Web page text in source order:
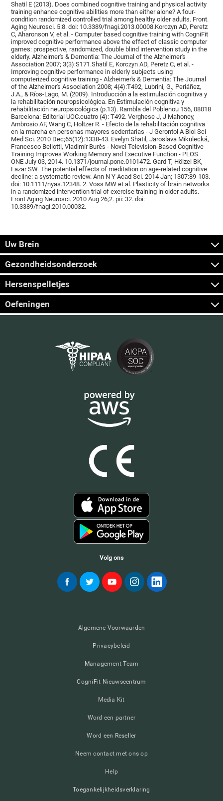
Shatil E (2013). Does combined cognitive training and physical activity
training enhance cognitive abilities more than either alone? A four-
condition randomized controlled trial among healthy older adults. Front.
Aging Neurosci. 5:8. doi: 10.3389/fnagi.2013.00008.Korczyn AD, Peretz
C, Aharonson V, et al. - Computer based cognitive training with CogniFit
improved cognitive performance above the effect of classic computer
games: prospective, randomized, double blind intervention study in the
elderly. Alzheimer's & Dementia: The Journal of the Alzheimer's
Association 2007; 3(3):S171.Shatil E, Korczyn AD, Peretz C, et al. -
Improving cognitive performance in elderly subjects using
computerized cognitive training - Alzheimer's & Dementia: The Journal
of the Alzheimer's Association 2008; 4(4):T492, Lubrini, G., Periáñez,
J.A., & Ríos-Lago, M. (2009). Introducción a la estimulación cognitiva y
la rehabilitación neuropsicológica. En Estimulación cognitiva y
rehabilitación neuropsicológica (p.13). Rambla del Poblenou 156, 08018
Barcelona: Editorial UOC.cuatro (4): T492. Verghese J, J Mahoney,
Ambrosio AF, Wang C, Holtzer R. - Efecto de la rehabilitación cognitiva
en la marcha en personas mayores sedentarias - J Gerontol A Biol Sci
Med Sci. 2010 Dec;65(12):1338-43. Evelyn Shatil, Jaroslava Mikulecká,
Francesco Bellotti, Vladimír Burěs - Novel Television-Based Cognitive
Training Improves Working Memory and Executive Function - PLOS
ONE July 03, 2014. 10.1371/journal.pone.0101472. Gard T, Hölzel BK,
Lazar SW. The potential effects of meditation on age-related cognitive
decline: a systematic review. Ann N Y Acad Sci. 2014 Jan; 1307:89-103.
doi: 10.1111/nyas.12348. 2. Voss MW et al. Plasticity of brain networks
in a randomized intervention trial of exercise training in older adults.
Front Aging Neurosci. 2010 Aug 26;2. pii: 32. doi:
10.3389/fnagi.2010.00032.
Uw Brein
Gezondheidsonderzoek
Hersenspelletjes
Oefeningen
Volg ons
Algemene Voorwaarden
Privacybeleid
Management Team
CogniFit Nieuwscentrum
Media Kit
Word een partner
Word een Reseller
Neem contact met ons op
Help
Toegankelijkheidsverklaring